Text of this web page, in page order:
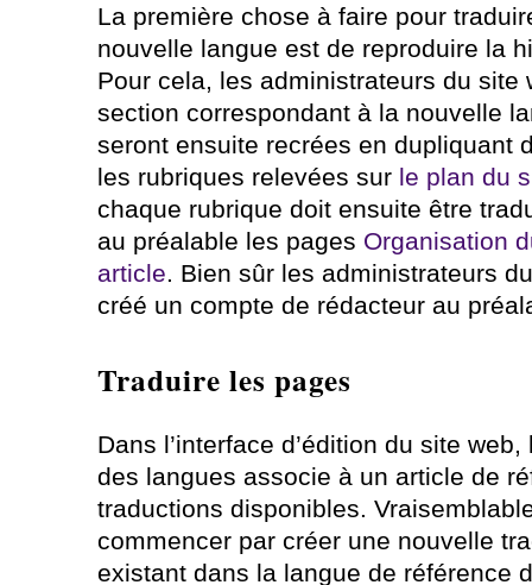
La première chose à faire pour
nouvelle langue est de reproduire la
Pour cela, les administrateurs du site
section correspondant à la nouvelle
seront ensuite recrées en dupliquant
les rubriques relevées sur le plan du
chaque rubrique doit ensuite être
au préalable les pages Organisation
article. Bien sûr les administrateurs
créé un compte de rédacteur au
Traduire les pages
Dans l’interface d’édition du site
des langues associe à un article de
traductions disponibles.
commencer par créer une nouvelle
existant dans la langue de référence